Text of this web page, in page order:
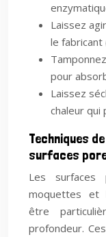
Laissez
le
pour
Laissez
chaleur qui
Techniques
surfaces
Les surfaces
moquettes et
être
profondeur.